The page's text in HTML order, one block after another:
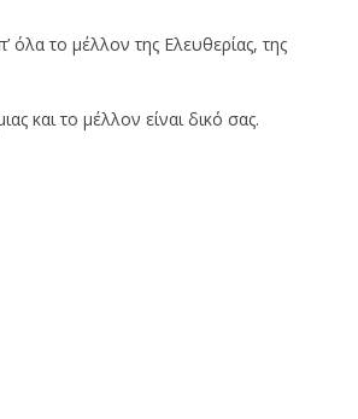
το μέλλον της Ελευθερίας, της
και το μέλλον είναι δικό σας.